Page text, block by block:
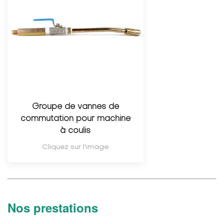
Groupe de vannes de
commutation pour machine
à coulis
Cliquez sur l'image
Nos prestations